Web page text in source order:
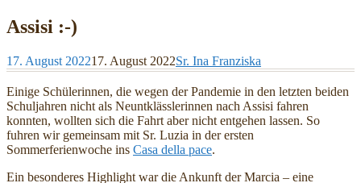
Assisi :-)
17. August 202217. August 2022Sr. Ina Franziska
Einige Schülerinnen, die wegen der Pandemie in den letzten beiden
Schuljahren nicht als Neuntklässlerinnen nach Assisi fahren
konnten, wollten sich die Fahrt aber nicht entgehen lassen. So
fuhren wir gemeinsam mit Sr. Luzia in der ersten
Sommerferienwoche ins Casa della pace.
Ein besonderes Highlight war die Ankunft der Marcia – eine